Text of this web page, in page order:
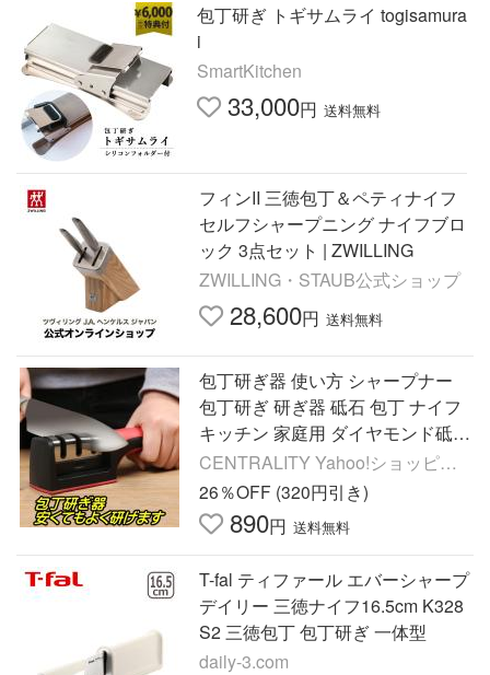
包丁研ぎ トギサムライ togisamura
i
SmartKitchen
33,000円 送料無料
フィンII 三徳包丁＆ペティナイフ
セルフシャープニング ナイフブロ
ック 3点セット | ZWILLING
ZWILLING・STAUB公式ショップ
28,600円 送料無料
包丁研ぎ器 使い方 シャープナー
包丁研ぎ 研ぎ器 砥石 包丁 ナイフ
キッチン 家庭用 ダイヤモンド砥石
3段階式 簡単
CENTRALITY Yahoo!ショッピン
グ店
26％OFF (320円引き)
890円 送料無料
T-fal ティファール エバーシャープ
デイリー 三徳ナイフ16.5cm K328
S2 三徳包丁 包丁研ぎ 一体型
daily-3.com